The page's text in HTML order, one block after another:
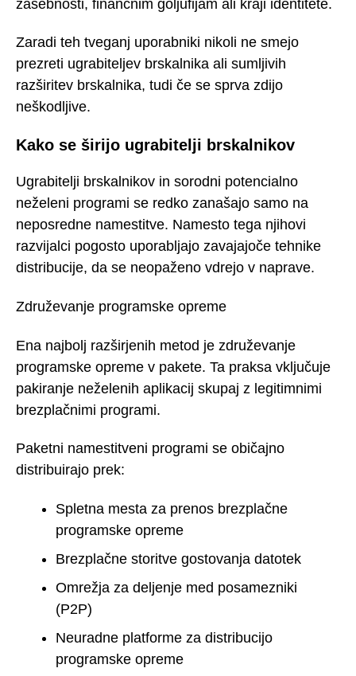
zasebnosti, finančnim goljufijam ali kraji identitete.
Zaradi teh tveganj uporabniki nikoli ne smejo
prezreti ugrabiteljev brskalnika ali sumljivih
razširitev brskalnika, tudi če se sprva zdijo
neškodljive.
Kako se širijo ugrabitelji brskalnikov
Ugrabitelji brskalnikov in sorodni potencialno
neželeni programi se redko zanašajo samo na
neposredne namestitve. Namesto tega njihovi
razvijalci pogosto uporabljajo zavajajoče tehnike
distribucije, da se neopaženo vdrejo v naprave.
Združevanje programske opreme
Ena najbolj razširjenih metod je združevanje
programske opreme v pakete. Ta praksa vključuje
pakiranje neželenih aplikacij skupaj z legitimnimi
brezplačnimi programi.
Paketni namestitveni programi se običajno
distribuirajo prek:
Spletna mesta za prenos brezplačne
programske opreme
Brezplačne storitve gostovanja datotek
Omrežja za deljenje med posamezniki
(P2P)
Neuradne platforme za distribucijo
programske opreme